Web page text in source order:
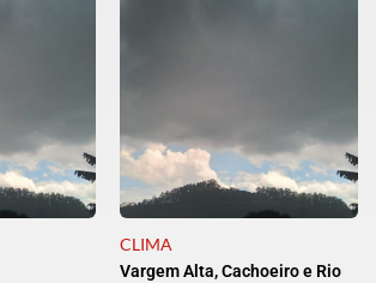
CLIMA
Vargem Alta, Cachoeiro e Rio